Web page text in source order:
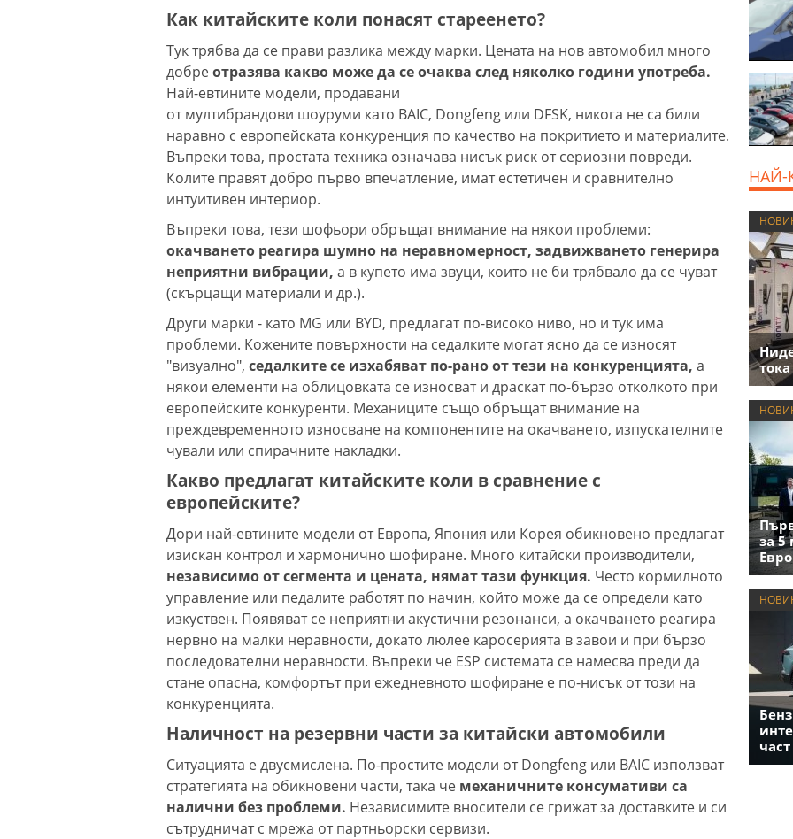
Как китайските коли понасят стареенето?
Тук трябва да се прави разлика между марки. Цената на нов автомобил много
добреотразява какво може да се очаква след няколко години употреба.
Най-евтините модели, продавани
от мултибрандови шоуруми като BAIC, Dongfeng или DFSK, никога не са били
наравно с европейската конкуренция по качество на покритието и материалите.
Въпреки това, простата техника означава нисък риск от сериозни повреди.
Колите правят добро първо впечатление, имат естетичен и сравнително
интуитивен интериор.
Въпреки това, тези шофьори обръщат внимание на някои проблеми:
окачването реагира шумно на неравномерност, задвижването генерира
неприятни вибрации, а в купето има звуци, които не би трябвало да се чуват
(скърцащи материали и др.).
Други марки - като MG или BYD, предлагат по-високо ниво, но и тук има
проблеми. Кожените повърхности на седалките могат ясно да се износят
"визуално", седалките се изхабяват по-рано от тези на конкуренцията, а
някои елементи на облицовката се износват и драскат по-бързо отколкото при
европейските конкуренти. Механиците също обръщат внимание на
преждевременното износване на компонентите на окачването, изпускателните
чували или спирачните накладки.
Какво предлагат китайските коли в сравнение с
европейските?
Дори най-евтините модели от Европа, Япония или Корея обикновено предлагат
изискан контрол и хармонично шофиране. Много китайски производители,
независимо от сегмента и цената, нямат тази функция. Често кормилното
управление или педалите работят по начин, който може да се определи като
изкуствен. Появяват се неприятни акустични резонанси, а окачването реагира
нервно на малки неравности, докато люлее каросерията в завои и при бързо
последователни неравности. Въпреки че ESP системата се намесва преди да
стане опасна, комфортът при ежедневното шофиране е по-нисък от този на
конкуренцията.
Наличност на резервни части за китайски автомобили
Ситуацията е двусмислена. По-простите модели от Dongfeng или BAIC използват
стратегията на обикновени части, така че механичните консумативи са
налични без проблеми. Независимите вносители се грижат за доставките и си
сътрудничат с мрежа от партньорски сервизи.
НАЙ-
за 5
част